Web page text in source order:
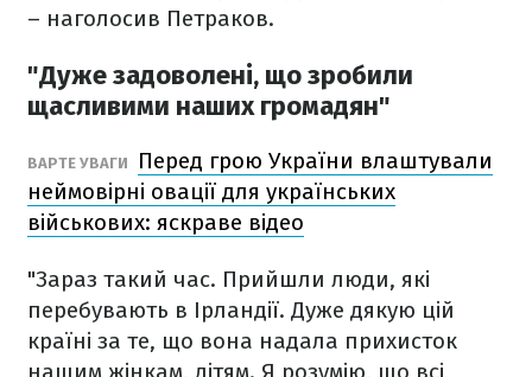
– наголосив Петраков.
"Дуже задоволені, що зробили
щасливими наших громадян"
ВАРТЕ УВАГИ
Перед грою України влаштували
неймовірні овації для українських
військових: яскраве відео
"Зараз такий час. Прийшли люди, які
перебувають в Ірландії. Дуже дякую цій
країні за те, що вона надала прихисток